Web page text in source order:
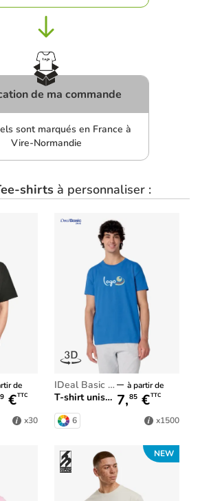
de ma commande
sont marqués en France à
Vire-Normandie
shirts à personnaliser :
de
€TTC
x30
iDeal Basic Brand
T-shirt unisexe iDeal170
à partir de
7,85 €TTC
6 x1500
NEW